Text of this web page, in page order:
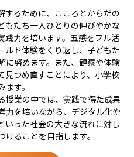
するために、こころとからだの
もたち一人ひとりの伸びやかな
践力を培います。五感をフル活
ルド体験をくり返し、子どもた
に努めます。また、観察や体験
見つめ直すことにより、小学校
す。
授業の中では、実践で得た成果
力を培いながら、デジタル化や
いった社会の大きな流れに対し
ることを目指します。